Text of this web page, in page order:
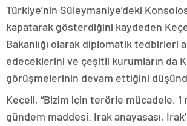
Türkiye’nin Süleymaniye’deki
kapatarak gösterdiğini kaydeden
Bakanlığı olarak diplomatik tedbirleri
edeceklerini ve çeşitli kurumların da
görüşmelerinin devam ettiğini
Keçeli, “Bizim için terörle mücadele, 1
gündem maddesi. Irak anayasası,